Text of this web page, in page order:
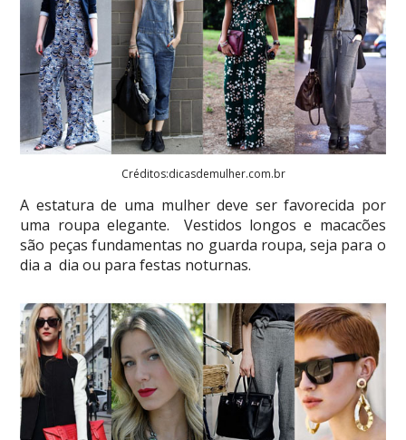
Créditos:dicasdemulher.com.br
A estatura de uma mulher deve ser favorecida por
uma roupa elegante. Vestidos longos e macacões
são peças fundamentas no guarda roupa, seja para o
dia a dia ou para festas noturnas.